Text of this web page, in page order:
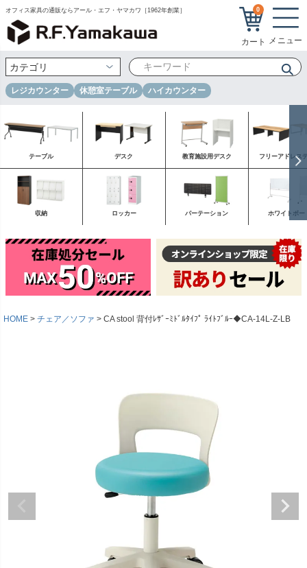
オフィス家具の通販ならアール・エフ・ヤマカワ［1962年創業］ 0
レジカウンター 休憩室テーブル ハイカウンター
テーブル デスク 教育施設用デスク フリーアドレス
収納 ロッカー パーテーション ホワイトボー
HOME チェア／ソファ CA stool 背付ﾚｻﾞｰﾐﾄﾞﾙﾀｲﾌﾟ ﾗｲﾄﾌﾞﾙｰ◆CA-14L-Z-LB